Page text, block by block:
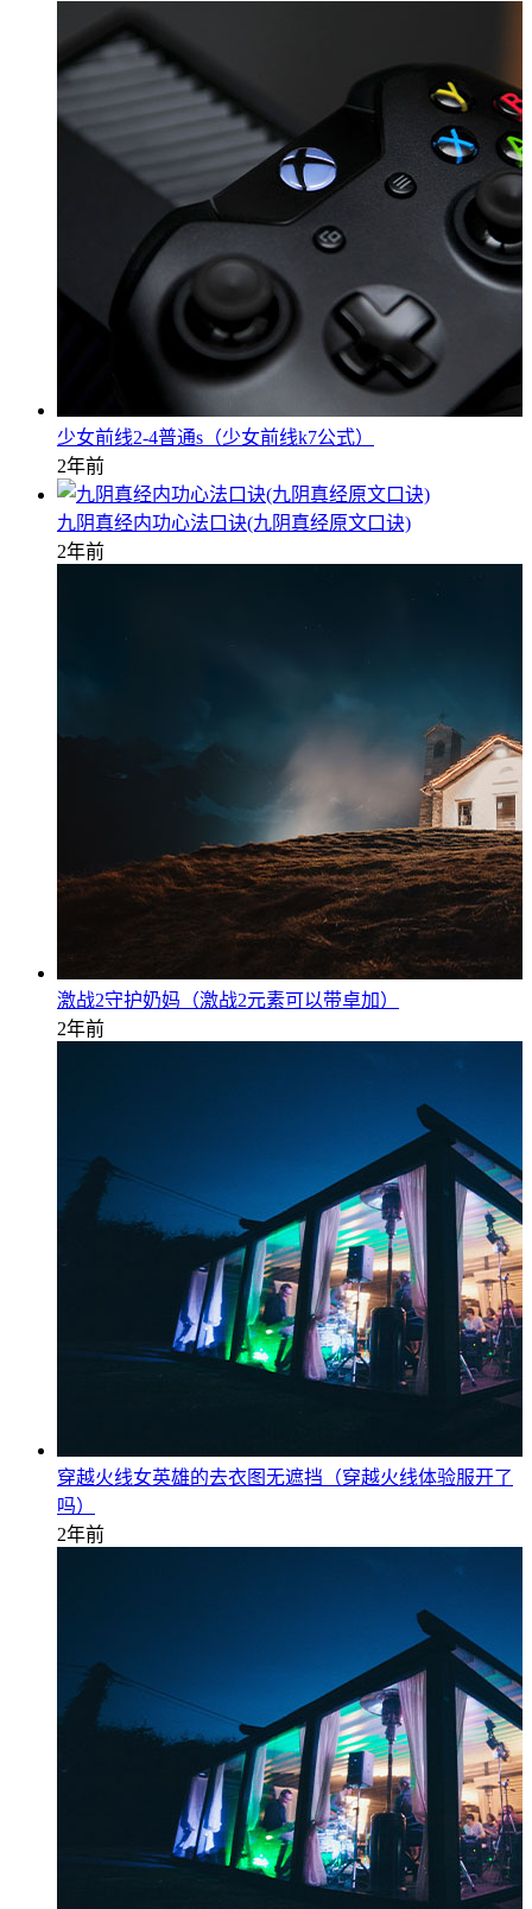
少女前线2-4普通s（少女前线k7公式）
2年前
九阴真经内功心法口诀(九阴真经原文口诀)
2年前
激战2守护奶妈（激战2元素可以带卓加）
2年前
穿越火线女英雄的去衣图无遮挡（穿越火线体验服开了
吗）
2年前